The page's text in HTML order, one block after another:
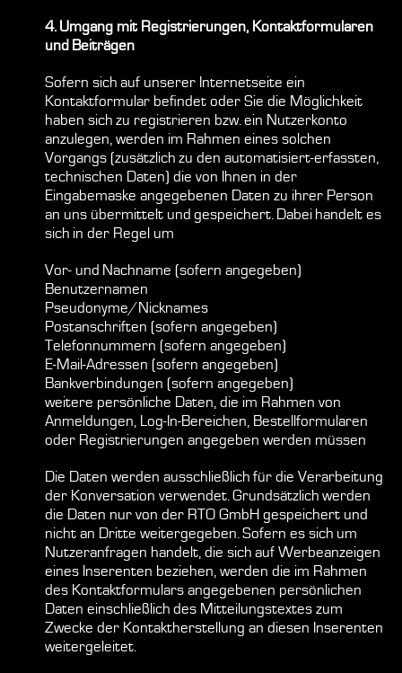
4. Umgang mit Registrierungen, Kontaktformularen
und Beiträgen
Sofern sich auf unserer Internetseite ein
Kontaktformular befindet oder Sie die Möglichkeit
haben sich zu registrieren bzw. ein Nutzerkonto
anzulegen, werden im Rahmen eines solchen
Vorgangs (zusätzlich zu den automatisiert-erfassten,
technischen Daten) die von Ihnen in der
Eingabemaske angegebenen Daten zu ihrer Person
an uns übermittelt und gespeichert. Dabei handelt es
sich in der Regel um
Vor- und Nachname (sofern angegeben)
Benutzernamen
Pseudonyme/Nicknames
Postanschriften (sofern angegeben)
Telefonnummern (sofern angegeben)
E-Mail-Adressen (sofern angegeben)
Bankverbindungen (sofern angegeben)
weitere persönliche Daten, die im Rahmen von
Anmeldungen, Log-In-Bereichen, Bestellformularen
oder Registrierungen angegeben werden müssen
Die Daten werden ausschließlich für die Verarbeitung
der Konversation verwendet. Grundsätzlich werden
die Daten nur von der RTO GmbH gespeichert und
nicht an Dritte weitergegeben. Sofern es sich um
Nutzeranfragen handelt, die sich auf Werbeanzeigen
eines Inserenten beziehen, werden die im Rahmen
des Kontaktformulars angegebenen persönlichen
Daten einschließlich des Mitteilungstextes zum
Zwecke der Kontaktherstellung an diesen Inserenten
weitergeleitet.